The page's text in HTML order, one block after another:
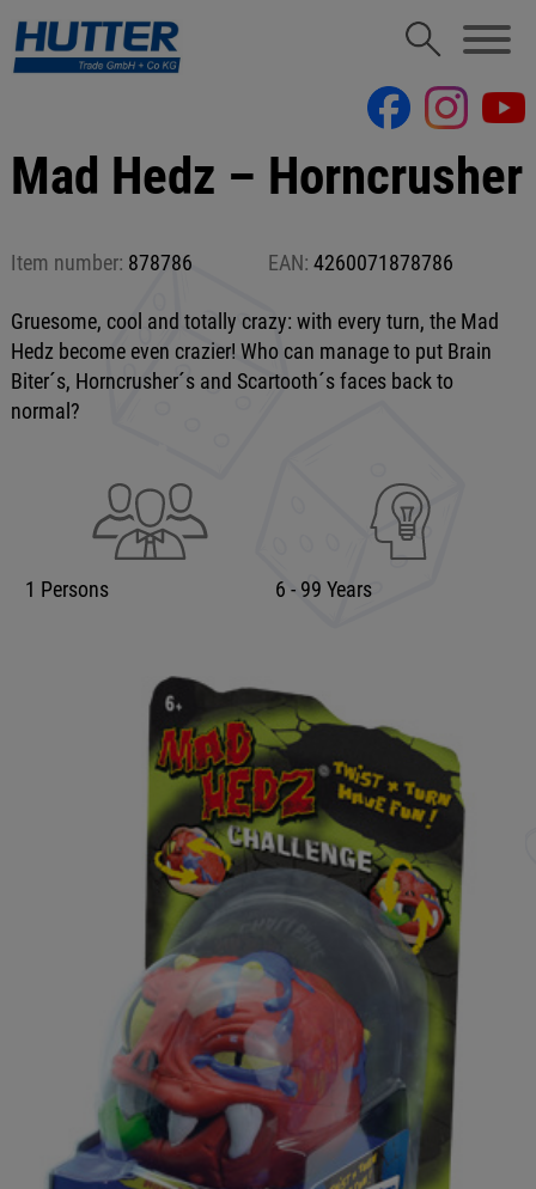
Mad Hedz – Horncrusher
Item number: 878786 EAN: 4260071878786
Gruesome, cool and totally crazy: with every turn, the Mad
Hedz become even crazier! Who can manage to put Brain
Biter´s, Horncrusher´s and Scartooth´s faces back to
normal?
1 Persons 6 - 99 Years